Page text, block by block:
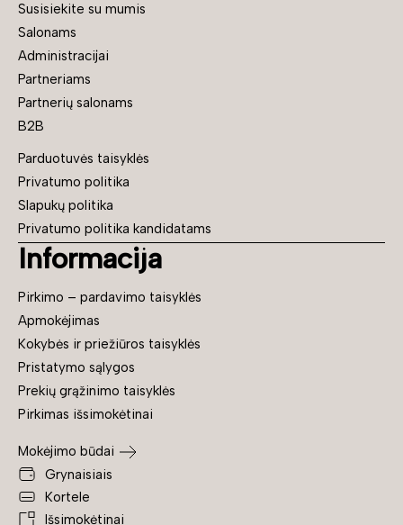
Susisiekite su mumis
Salonams
Administracijai
Partneriams
Partnerių salonams
B2B
Parduotuvės taisyklės
Privatumo politika
Slapukų politika
Privatumo politika kandidatams
Informacija
Pirkimo – pardavimo taisyklės
Apmokėjimas
Kokybės ir priežiūros taisyklės
Pristatymo sąlygos
Prekių grąžinimo taisyklės
Pirkimas išsimokėtinai
Mokėjimo būdai
Grynaisiais
Kortele
Išsimokėtinai